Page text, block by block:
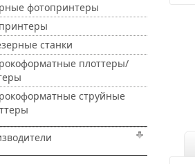
фотопринтеры
станки
плоттеры/
струйные